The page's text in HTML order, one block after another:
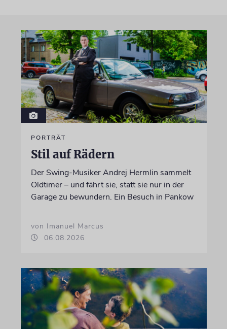
PORTRÄT
Stil auf Rädern
Der Swing-Musiker Andrej Hermlin sammelt
Oldtimer – und fährt sie, statt sie nur in der
Garage zu bewundern. Ein Besuch in Pankow
von Imanuel Marcus
06.08.2026